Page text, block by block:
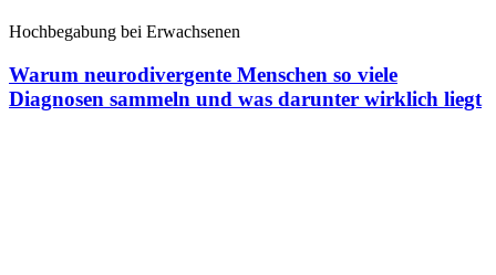
Hochbegabung bei Erwachsenen
Warum neurodivergente Menschen so viele
Diagnosen sammeln und was darunter wirklich liegt